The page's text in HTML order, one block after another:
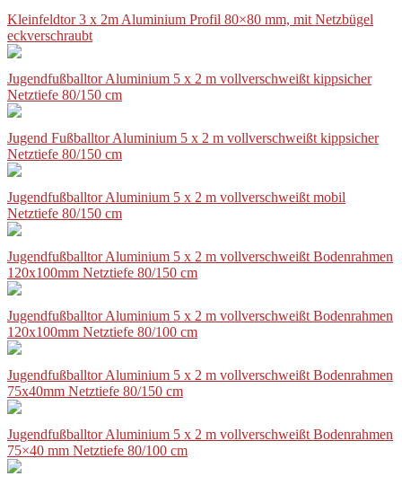
Kleinfeldtor 3 x 2m Aluminium Profil 80×80 mm, mit Netzbügel
eckverschraubt
Jugendfußballtor Aluminium 5 x 2 m vollverschweißt kippsicher
Netztiefe 80/150 cm
Jugend Fußballtor Aluminium 5 x 2 m vollverschweißt kippsicher
Netztiefe 80/150 cm
Jugendfußballtor Aluminium 5 x 2 m vollverschweißt mobil
Netztiefe 80/150 cm
Jugendfußballtor Aluminium 5 x 2 m vollverschweißt Bodenrahmen
120x100mm Netztiefe 80/150 cm
Jugendfußballtor Aluminium 5 x 2 m vollverschweißt Bodenrahmen
120x100mm Netztiefe 80/100 cm
Jugendfußballtor Aluminium 5 x 2 m vollverschweißt Bodenrahmen
75x40mm Netztiefe 80/150 cm
Jugendfußballtor Aluminium 5 x 2 m vollverschweißt Bodenrahmen
75×40 mm Netztiefe 80/100 cm